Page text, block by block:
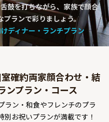
鼓を打ちながら、家族で顔合
プランで彩りましょう。
ディナー・ランチプラン
確約両家顔合わせ・結
ンプラン・コース
ラン・和食やフレンチのプラ
お祝いプランが満載です！